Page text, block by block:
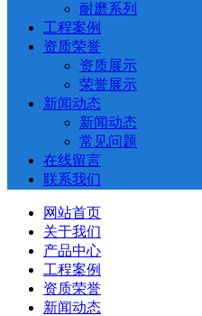
耐磨系列
工程案例
资质荣誉
资质展示
荣誉展示
新闻动态
新闻动态
常见问题
在线留言
联系我们
网站首页
关于我们
产品中心
工程案例
资质荣誉
新闻动态